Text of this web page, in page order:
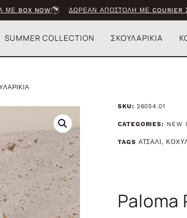
ΜΕ BOX NOW ΔΩΡΕΑΝ ΑΠΟΣΤΟΛΗ ΜΕ
SUMMER COLLECTION ΣΚΟΥΛΑΡΙΚΙΑ
SKU: 26054.01
CATEGORIES: NEW
TAGS ΑΤΣΑΛΙ,
Paloma